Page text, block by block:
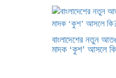
বাংলাদেশের নতুন
মাদক ‘কুশ’ আসলে